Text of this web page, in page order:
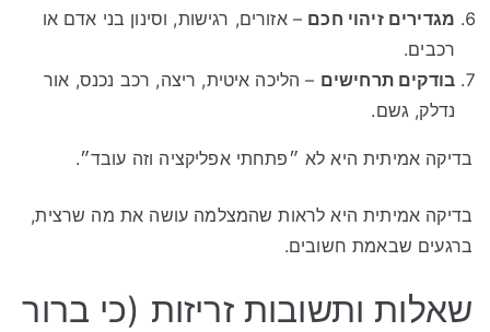
מגדירים זיהוי חכם – אזורים, רגישות, וסינון בני אדם או
רכבים.
בודקים תרחישים – הליכה איטית, ריצה, רכב נכנס, אור
נדלק, גשם.
בדיקה אמיתית היא לא ״פתחתי אפליקציה וזה עובד״.
בדיקה אמיתית היא לראות שהמצלמה עושה את מה שרצית,
ברגעים שבאמת חשובים.
שאלות ותשובות זריזות (כי ברור